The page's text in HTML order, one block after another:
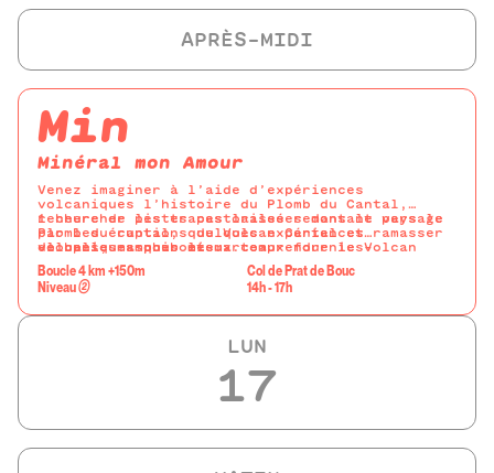
Descente discrète par le cirque pour admirer
Min
Minéral mon Amour
Venez imaginer à l’aide d’expériences
volcaniques l’histoire du Plomb du Cantal,
rechercher les traces laissées dans le paysage
par les éruptions du Volcan Cantal et ramasser
de belles amphiboles...
1 heure de pistes pastorales remontant vers le
Plomb du cantal, quelques expériences
volcaniques pour mieux comprendre le Volcan
amphiboles, petit cristal noir brillant à faces
marquées.
-loupes, masques et marteaux fournies-
Boucle 4 km +150m
Niveau②
Col de Prat de Bouc
14h - 17h
LUN
17